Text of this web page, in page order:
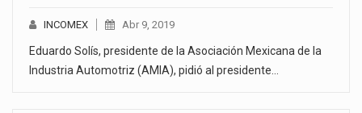
INCOMEX Abr 9, 2019
Eduardo Solís, presidente de la Asociación Mexicana de la
Industria Automotriz (AMIA), pidió al presidente…